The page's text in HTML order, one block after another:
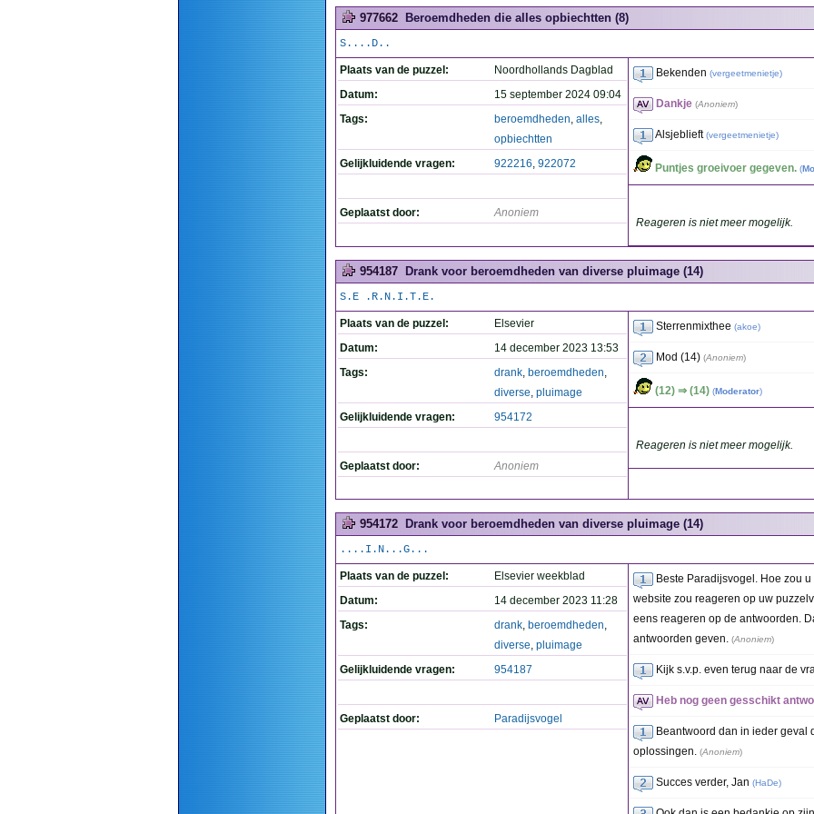
977662 Beroemdheden die alles opbiechtten (8)
S....D..
Plaats van de puzzel:
Noordhollands Dagblad
Datum:
15 september 2024 09:04
Tags:
beroemdheden, alles,
opbiechtten
Gelijkluidende vragen:
922216, 922072
Geplaatst door: Anoniem
Bekenden (vergeetmenietje)
Dankje (Anoniem)
Alsjeblieft (vergeetmenietje)
Puntjes groeivoer gegeven. (
Reageren is niet meer mogelijk.
954187 Drank voor beroemdheden van diverse pluimage (14)
S.E .R.N.I.T.E.
Plaats van de puzzel:
Elsevier
Datum:
14 december 2023 13:53
Tags:
drank, beroemdheden,
diverse, pluimage
Gelijkluidende vragen:
954172
Geplaatst door: Anoniem
Sterrenmixthee (akoe)
Mod (14) (Anoniem)
(12) ⇒ (14) (Moderator)
Reageren is niet meer mogelijk.
954172 Drank voor beroemdheden van diverse pluimage (14)
....I.N...G...
Plaats van de puzzel:
Elsevier weekblad
Datum:
14 december 2023 11:28
Tags:
drank, beroemdheden,
diverse, pluimage
Gelijkluidende vragen:
954187
Geplaatst door: Paradijsvogel
Beste Paradijsvogel. Hoe zou
website zou reageren op uw
eens reageren op de antwoorden.
antwoorden geven. (Anoniem)
Kijk s.v.p. even terug naar de
Heb nog geen gesschikt
Beantwoord dan in ieder geval
oplossingen. (Anoniem)
Succes verder, Jan (HaDe)